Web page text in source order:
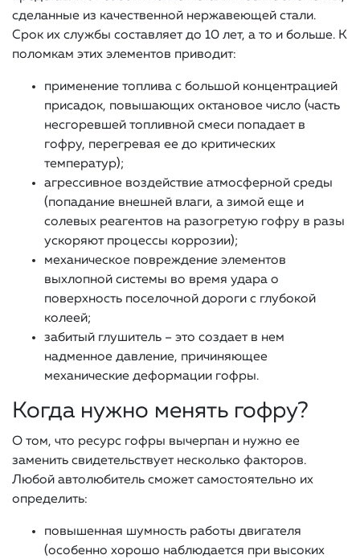
сделанные из качественной нержавеющей стали.
Срок их службы составляет до 10 лет, а то и больше. К
поломкам этих элементов приводит:
применение топлива с большой концентрацией
присадок, повышающих октановое число (часть
несгоревшей топливной смеси попадает в
гофру, перегревая ее до критических
температур);
агрессивное воздействие атмосферной среды
(попадание внешней влаги, а зимой еще и
солевых реагентов на разогретую гофру в разы
ускоряют процессы коррозии);
механическое повреждение элементов
выхлопной системы во время удара о
поверхность поселочной дороги с глубокой
колеей;
забитый глушитель – это создает в нем
надменное давление, причиняющее
механические деформации гофры.
Когда нужно менять гофру?
О том, что ресурс гофры вычерпан и нужно ее
заменить свидетельствует несколько факторов.
Любой автолюбитель сможет самостоятельно их
определить:
повышенная шумность работы двигателя
(особенно хорошо наблюдается при высоких